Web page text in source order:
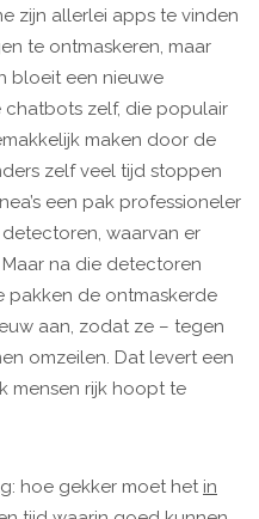
zijn allerlei apps te vinden
te ontmaskeren, maar
bloeit een nieuwe
chatbots zelf, die populair
maken door de
zelf veel tijd stoppen
een pak professioneler
waarvan er
na die detectoren
pakken de ontmaskerde
aan, zodat ze – tegen
omzeilen. Dat levert een
mensen rijk hoopt te
: hoe gekker moet het in